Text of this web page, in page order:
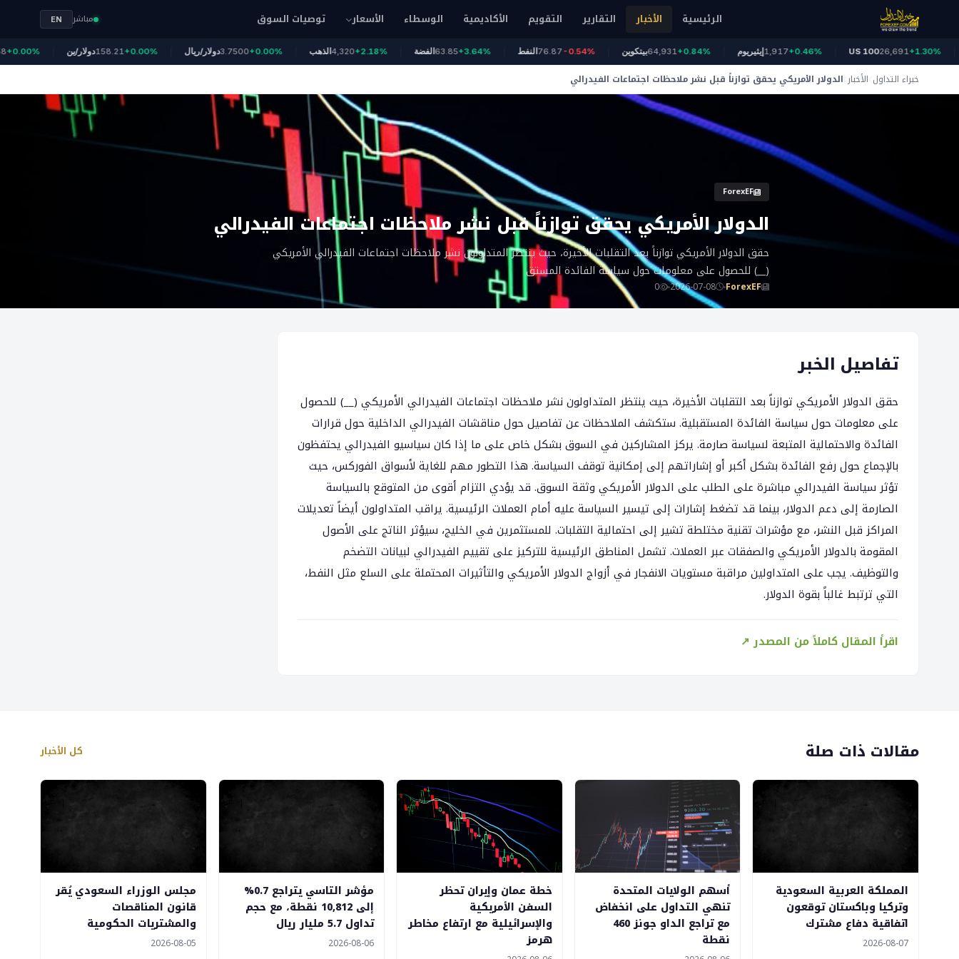
الرئيسية الأخبار التقارير التقويم الأكاديمية الوسطاء الأسعار توصيات السوق مباشر EN
دولار/ين158.21+0.00% دولار/ريال3.7500+0.00% الذهب4,320+2.18% الفضة63.85+3.64% النفط76.87-0.54% بيتكوين64,931+0.84% إيثيريوم1,917+0.46% US 10026,691+1.30%
خبراء التداول الأخبار الدولار الأمريكي يحقق توازناً قبل نشر ملاحظات اجتماعات الفيدرالي
ForexEF
الدولار الأمريكي يحقق توازناً قبل نشر ملاحظات اجتماعات الفيدرالي
حقق الدولار الأمريكي توازناً بعد التقلبات الأخيرة، حيث ينتظر المتداولون نشر ملاحظات اجتماعات الفيدرالي الأمريكي
(__) للحصول على معلومات حول سياسة الفائدة المستق
ForexEF
2026-07-08
0
تفاصيل الخبر
حقق الدولار الأمريكي توازناً بعد التقلبات الأخيرة، حيث ينتظر المتداولون نشر ملاحظات اجتماعات الفيدرالي الأمريكي (__) للحصول
على معلومات حول سياسة الفائدة المستقبلية. ستكشف الملاحظات عن تفاصيل حول مناقشات الفيدرالي الداخلية حول قرارات
الفائدة والاحتمالية المتبعة لسياسة صارمة. يركز المشاركين في السوق بشكل خاص على ما إذا كان سياسيو الفيدرالي يحتفظون
بالإجماع حول رفع الفائدة بشكل أكبر أو إشاراتهم إلى إمكانية توقف السياسة. هذا التطور مهم للغاية لأسواق الفوركس، حيث
تؤثر سياسة الفيدرالي مباشرة على الطلب على الدولار الأمريكي وثقة السوق. قد يؤدي التزام أقوى من المتوقع بالسياسة
الصارمة إلى دعم الدولار، بينما قد تضغط إشارات إلى تيسير السياسة عليه أمام العملات الرئيسية. يراقب المتداولون أيضاً تعديلات
المراكز قبل النشر، مع مؤشرات تقنية مختلطة تشير إلى احتمالية التقلبات. للمستثمرين في الخليج، سيؤثر الناتج على الأصول
المقومة بالدولار الأمريكي والصفقات عبر العملات. تشمل المناطق الرئيسية للتركيز على تقييم الفيدرالي لبيانات التضخم
والتوظيف. يجب على المتداولين مراقبة مستويات الانفجار في أزواج الدولار الأمريكي والتأثيرات المحتملة على السلع مثل النفط،
التي ترتبط غالباً بقوة الدولار.
اقرأ المقال كاملاً من المصدر ↗
مقالات ذات صلة كل الأخبار
المملكة العربية السعودية
وتركيا وباكستان توقعون
اتفاقية دفاع مشترك
2026-08-07
أسهم الولايات المتحدة
تنهي التداول على انخفاض
مع تراجع الداو جونز 460
نقطة
خطة عمان وإيران تحظر
السفن الأمريكية
والإسرائيلية مع ارتفاع مخاطر
هرمز
مؤشر التاسي يتراجع 0.7%
إلى 10,812 نقطة، مع حجم
تداول 5.7 مليار ريال
2026-08-06
مجلس الوزراء السعودي يُقر
قانون المناقصات
والمشتريات الحكومية
2026-08-05